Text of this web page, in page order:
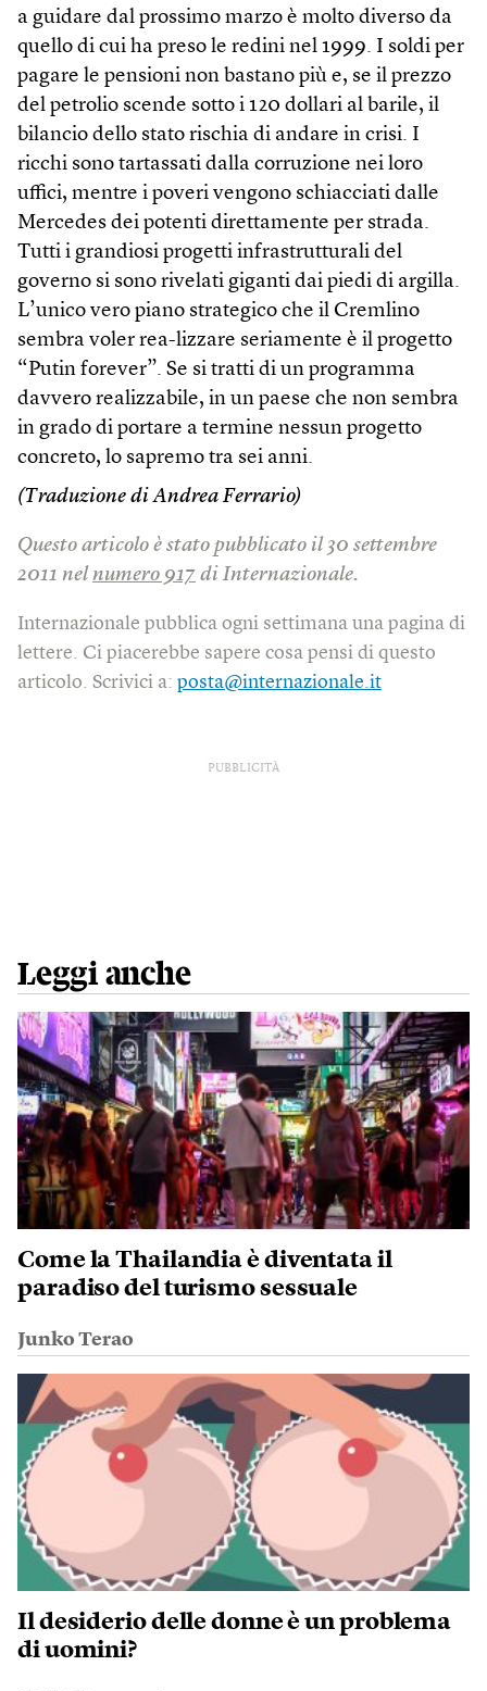
a guidare dal prossimo marzo è molto diverso da
quello di cui ha preso le redini nel 1999. I soldi per
pagare le pensioni non bastano più e, se il prezzo
del petrolio scende sotto i 120 dollari al barile, il
bilancio dello stato rischia di andare in crisi. I
ricchi sono tartassati dalla corruzione nei loro
uffici, mentre i poveri vengono schiacciati dalle
Mercedes dei potenti direttamente per strada.
Tutti i grandiosi progetti infrastrutturali del
governo si sono rivelati giganti dai piedi di argilla.
L’unico vero piano strategico che il Cremlino
sembra voler rea-lizzare seriamente è il progetto
“Putin forever”. Se si tratti di un programma
davvero realizzabile, in un paese che non sembra
in grado di portare a termine nessun progetto
concreto, lo sapremo tra sei anni.
(Traduzione di Andrea Ferrario)
Questo articolo è stato pubblicato il 30 settembre
2011 nel numero 917 di Internazionale.
Internazionale pubblica ogni settimana una pagina di
lettere. Ci piacerebbe sapere cosa pensi di questo
articolo. Scrivici a: posta@internazionale.it
PUBBLICITÀ
Leggi anche
Come la Thailandia è diventata il
paradiso del turismo sessuale
Junko Terao
Il desiderio delle donne è un problema
di uomini?